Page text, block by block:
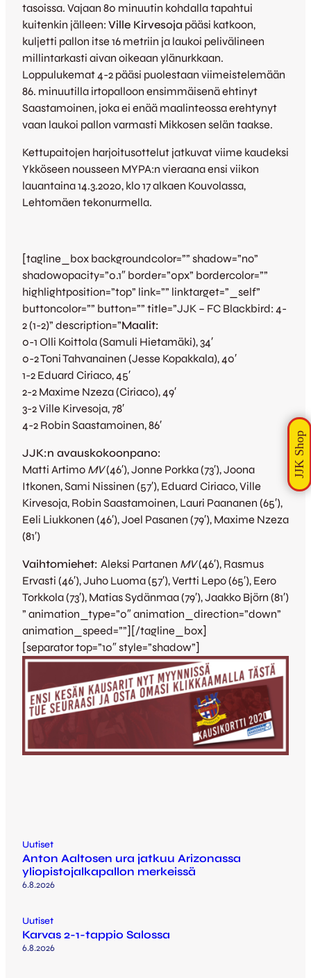
tasoissa. Vajaan 80 minuutin kohdalla tapahtui
kuitenkin jälleen: Ville Kirvesoja pääsi katkoon,
kuljetti pallon itse 16 metriin ja laukoi pelivälineen
millintarkasti aivan oikeaan ylänurkkaan.
Loppulukemat 4-2 pääsi puolestaan viimeistelemään
86. minuutilla irtopalloon ensimmäisenä ehtinyt
Saastamoinen, joka ei enää maalinteossa erehtynyt
vaan laukoi pallon varmasti Mikkosen selän taakse.
Kettupaitojen harjoitusottelut jatkuvat viime kaudeksi
Ykköseen nousseen MYPA:n vieraana ensi viikon
lauantaina 14.3.2020, klo 17 alkaen Kouvolassa,
Lehtomäen tekonurmella.
[tagline_box backgroundcolor=”” shadow=”no”
shadowopacity=”0.1″ border=”0px” bordercolor=””
highlightposition=”top” link=”” linktarget=”_self”
buttoncolor=”” button=”” title=”JJK – FC Blackbird: 4-
2 (1-2)” description=”Maalit:
0-1 Olli Koittola (Samuli Hietamäki), 34′
0-2 Toni Tahvanainen (Jesse Kopakkala), 40′
1-2 Eduard Ciriaco, 45′
2-2 Maxime Nzeza (Ciriaco), 49′
3-2 Ville Kirvesoja, 78′
4-2 Robin Saastamoinen, 86′
JJK:n avauskokoonpano:
Matti Artimo MV(46′), Jonne Porkka (73′), Joona
Itkonen, Sami Nissinen (57′), Eduard Ciriaco, Ville
Kirvesoja, Robin Saastamoinen, Lauri Paananen (65′),
Eeli Liukkonen (46′), Joel Pasanen (79′), Maxime Nzeza
(81′)
Vaihtomiehet: Aleksi Partanen MV(46′), Rasmus
Ervasti (46′), Juho Luoma (57′), Vertti Lepo (65′), Eero
Torkkola (73′), Matias Sydänmaa (79′), Jaakko Björn (81′)
” animation_type=”0″ animation_direction=”down”
animation_speed=””][/tagline_box]
[separator top=”10″ style=”shadow”]
Uutiset
Anton Aaltosen ura jatkuu Arizonassa
yliopistojalkapallon merkeissä
6.8.2026
Uutiset
Karvas 2-1-tappio Salossa
6.8.2026